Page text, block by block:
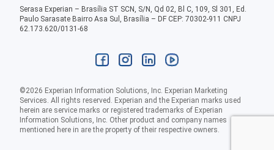
Serasa Experian – Brasília ST SCN, S/N, Qd 02, Bl C, 109, Sl 301, Ed.
Paulo Sarasate Bairro Asa Sul, Brasília – DF CEP: 70302-911 CNPJ
62.173.620/0131-68
©2026 Experian Information Solutions, Inc. Experian Marketing
Services. All rights reserved. Experian and the Experian marks used
herein are service marks or registered trademarks of Experian
Information Solutions, Inc. Other product and company names
mentioned here in are the property of their respective owners.